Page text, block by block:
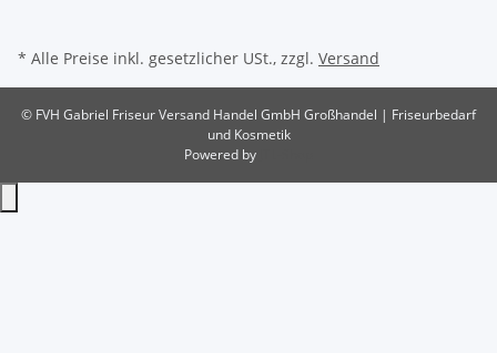
* Alle Preise inkl. gesetzlicher USt., zzgl. Versand
© FVH Gabriel Friseur Versand Handel GmbH Großhandel | Friseurbedarf
und Kosmetik
Powered by